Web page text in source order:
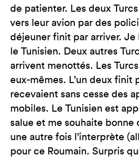
de patienter. Les deux
vers leur avion par des
déjeuner finit par arriver. Je
le Tunisien. Deux autres
arrivent menottés. Les
eux-mêmes. L’un deux finit
recevaient sans cesse des
mobiles. Le Tunisien est
salue et me souhaite bonne
une autre fois l’interprète
pour ce Roumain. Surpris